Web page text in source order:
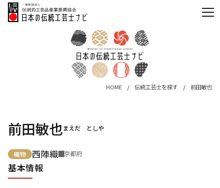
HOME 伝統工芸士を探す 前田敏也
前田敏也まえだ としや
織物 西陣織 京都府
基本情報